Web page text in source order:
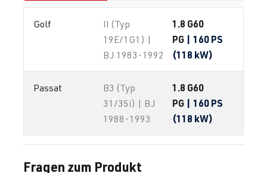
Golf
II (Typ
19E/1G1) |
BJ 1983-1992
1.8 G60
PG | 160 PS
(118 kW)
Passat
B3 (Typ
31/35i) | BJ
1988-1993
1.8 G60
PG | 160 PS
(118 kW)
Fragen zum Produkt